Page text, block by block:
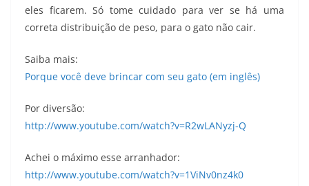
eles ficarem. Só tome cuidado para ver se há uma
correta distribuição de peso, para o gato não cair.
Saiba mais:
Porque você deve brincar com seu gato (em inglês)
Por diversão:
http://www.youtube.com/watch?v=R2wLANyzj-Q
Achei o máximo esse arranhador:
http://www.youtube.com/watch?v=1ViNv0nz4k0